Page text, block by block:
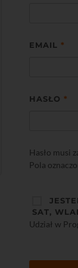
EMAIL *
HASŁO *
Hasło musi
Pola
SAT,
Udział w